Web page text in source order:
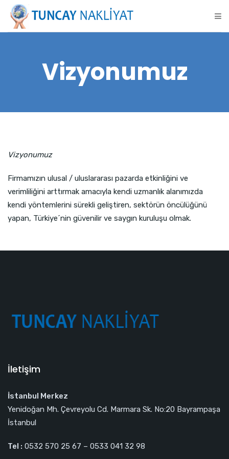
Vizyonumuz
Vizyonumuz
Firmamızın ulusal / uluslararası pazarda etkinliğini ve
verimliliğini arttırmak amacıyla kendi uzmanlık alanımızda
kendi yöntemlerini sürekli geliştiren, sektörün öncülüğünü
yapan, Türkiye´nin güvenilir ve saygın kuruluşu olmak.
İletişim
İstanbul Merkez
Yenidoğan Mh. Çevreyolu Cd. Marmara Sk. No:20 Bayrampaşa
İstanbul
Tel : 0532 570 25 67 – 0533 041 32 98